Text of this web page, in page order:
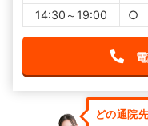
14:30～19:00
○
どの通院